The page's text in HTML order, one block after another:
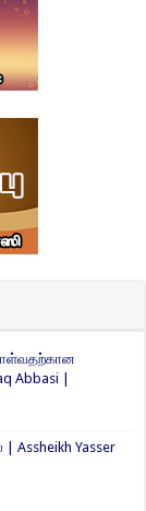
Abbasi |
Assheikh Yasser